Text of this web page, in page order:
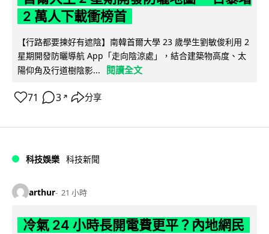
2 萬人下載衝榜首
【行路都要揀好有遮陰】南韓首爾大學 23 歲學生劉敏俊利用 2
星期開發防曬導航 App「走向陰涼處」，結合建築物高度、太
陽仰角及行道樹陰影...
閱讀全文
71 3 ↗ 分享
科技娛樂 科技新聞
arthur 21 小時
冷氣 24 小時長開電費更平？內地網民